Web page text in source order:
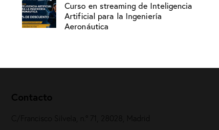
Curso en streaming de Inteligencia
Artificial para la Ingeniería
Aeronáutica
Contacto
C/Francisco Silvela, n.º 71, 28028, Madrid